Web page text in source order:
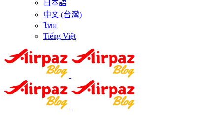
日本語
中文 (台灣)
ไทย
Tiếng Việt